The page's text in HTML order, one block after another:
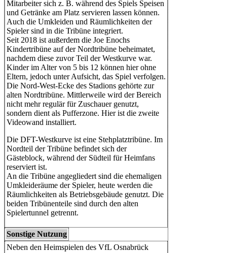
Mitarbeiter sich z. B. während des Spiels Speisen
und Getränke am Platz servieren lassen können.
Auch die Umkleiden und Räumlichkeiten der
Spieler sind in die Tribüne integriert.
Seit 2018 ist außerdem die Joe Enochs
Kindertribüne auf der Nordtribüne beheimatet,
nachdem diese zuvor Teil der Westkurve war.
Kinder im Alter von 5 bis 12 können hier ohne
Eltern, jedoch unter Aufsicht, das Spiel verfolgen.
Die Nord-West-Ecke des Stadions gehörte zur
alten Nordtribüne. Mittlerweile wird der Bereich
nicht mehr regulär für Zuschauer genutzt,
sondern dient als Pufferzone. Hier ist die zweite
Videowand installiert.
Die DFT-Westkurve ist eine Stehplatztribüne. Im
Nordteil der Tribüne befindet sich der
Gästeblock, während der Südteil für Heimfans
reserviert ist.
An die Tribüne angegliedert sind die ehemaligen
Umkleideräume der Spieler, heute werden die
Räumlichkeiten als Betriebsgebäude genutzt. Die
beiden Tribünenteile sind durch den alten
Spielertunnel getrennt.
Sonstige Nutzung
Neben den Heimspielen des VfL Osnabrück